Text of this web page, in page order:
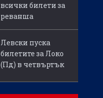
всички билети за
реванша
Левски пуска
билетите за Локо
(Пд) в четвъртък